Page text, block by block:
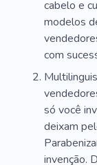
cabelo e
modelos
com
só você
deixam
invenção.